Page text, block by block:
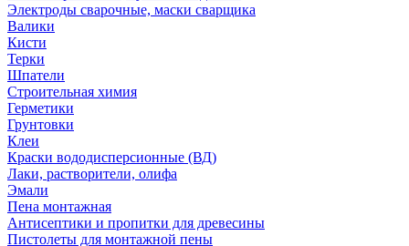
Электроды сварочные, маски сварщика
Валики
Кисти
Терки
Шпатели
Строительная химия
Герметики
Грунтовки
Клеи
Краски вододисперсионные (ВД)
Лаки, растворители, олифа
Эмали
Пена монтажная
Антисептики и пропитки для древесины
Пистолеты для монтажной пены